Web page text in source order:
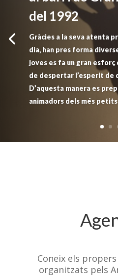
del 1992
Gràcies a la seva atenta
dia, han pres forma
joves es fa un gran
de despertar l’esperit de
D’aquesta manera es
animadors dels més
Coneix els
organitzats pels